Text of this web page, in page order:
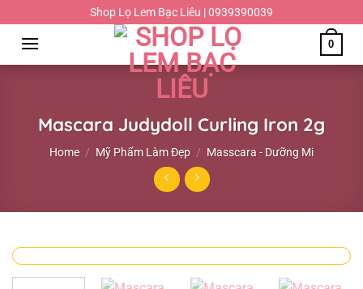
đến
dung
Shop Lọ Lem Bạc Liêu | 0939390039
0
Mascara Judydoll Curling Iron 2g
Home / Mỹ Phẩm Làm Đẹp / Masscara - Dưỡng Mi